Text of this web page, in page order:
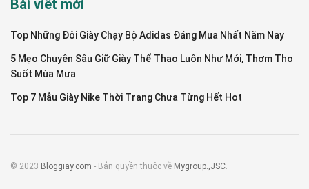
Bài viết mới
Top Những Đôi Giày Chạy Bộ Adidas Đáng Mua Nhất Năm Nay
5 Mẹo Chuyên Sâu Giữ Giày Thể Thao Luôn Như Mới, Thơm Tho
Suốt Mùa Mưa
Top 7 Mẫu Giày Nike Thời Trang Chưa Từng Hết Hot
© 2023 Bloggiay.com - Bản quyền thuộc về Mygroup.,JSC.